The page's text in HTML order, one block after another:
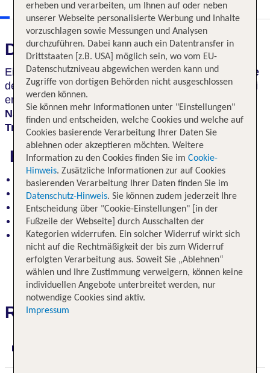
Das erwartet Sie
Eine bunte Reise durch dieacht wichtigsten Städte
des amerikanischen und kanadischen Ostens. Dabei
erlebt Ihrfacettenreiche Kulturen und
Naturschauspiele, sowie die Geschichte und alte
Traditionenbis hin zur Moderne.
Highlights
Top Metropolen New York, Boston und Toronto
überwätigendes Naturspektakel Niagara Falls
die Hauptstadt Washington D.C.
Philadelphia – die Wiege der Nation
Amerikanische Geschichte in Gettysburg und im
Amish Country
Reiseverlauf
erheben und verarbeiten, um Ihnen auf oder neben
unserer Webseite personalisierte Werbung und Inhalte
vorzuschlagen sowie Messungen und Analysen
durchzuführen. Dabei kann auch ein Datentransfer in
Drittstaaten [z.B. USA] möglich sein, wo vom EU-
Datenschutzniveau abgewichen werden kann und
Zugriffe von dortigen Behörden nicht ausgeschlossen
werden können.
Sie können mehr Informationen unter "Einstellungen"
finden und entscheiden, welche Cookies und welche auf
Cookies basierende Verarbeitung Ihrer Daten Sie
ablehnen oder akzeptieren möchten. Weitere
Information zu den Cookies finden Sie im Cookie-
Hinweis. Zusätzliche Informationen zur auf Cookies
basierenden Verarbeitung Ihrer Daten finden Sie im
Datenschutz-Hinweis. Sie können zudem jederzeit Ihre
Entscheidung über "Cookie-Einstellungen" [in der
Fußzeile der Webseite] durch Ausschalten der
Kategorien widerrufen. Ein solcher Widerruf wirkt sich
nicht auf die Rechtmäßigkeit der bis zum Widerruf
erfolgten Verarbeitung aus. Soweit Sie „Ablehnen“
wählen und Ihre Zustimmung verweigern, können keine
individuellen Angebote unterbreitet werden, nur
notwendige Cookies sind aktiv.
Impressum